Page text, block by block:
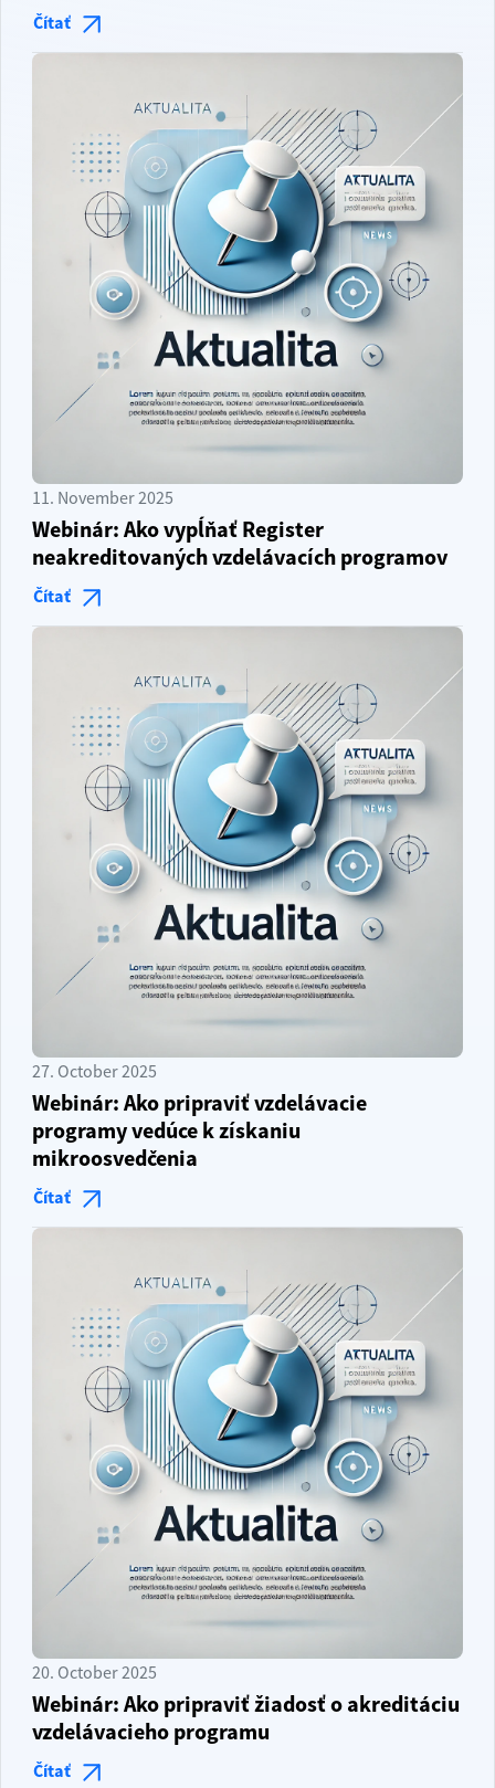
Čítať
11. November 2025
Webinár: Ako vypĺňať Register
neakreditovaných vzdelávacích programov
Čítať
27. October 2025
Webinár: Ako pripraviť vzdelávacie
programy vedúce k získaniu
mikroosvedčenia
Čítať
20. October 2025
Webinár: Ako pripraviť žiadosť o akreditáciu
vzdelávacieho programu
Čítať